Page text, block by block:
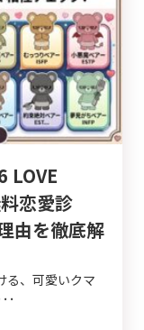
LOVE
恋愛診
由を徹底解
る、可愛いクマ
･